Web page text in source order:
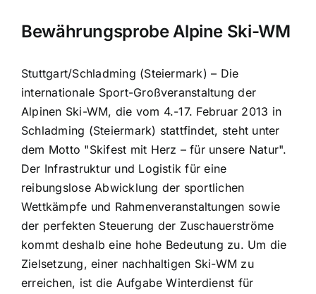
Bewährungsprobe Alpine Ski-WM
Stuttgart/Schladming (Steiermark) – Die
internationale Sport-Großveranstaltung der
Alpinen Ski-WM, die vom 4.-17. Februar 2013 in
Schladming (Steiermark) stattfindet, steht unter
dem Motto "Skifest mit Herz – für unsere Natur".
Der Infrastruktur und Logistik für eine
reibungslose Abwicklung der sportlichen
Wettkämpfe und Rahmenveranstaltungen sowie
der perfekten Steuerung der Zuschauerströme
kommt deshalb eine hohe Bedeutung zu. Um die
Zielsetzung, einer nachhaltigen Ski-WM zu
erreichen, ist die Aufgabe Winterdienst für